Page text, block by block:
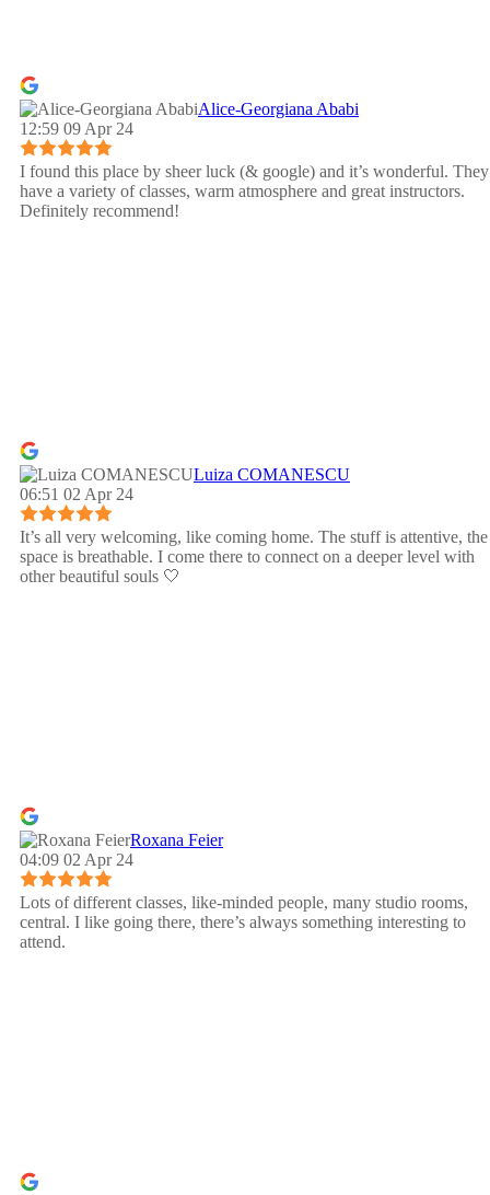
Alice-Georgiana Ababi
12:59 09 Apr 24
I found this place by sheer luck (& google) and it’s wonderful. They
have a variety of classes, warm atmosphere and great instructors.
Definitely recommend!
Luiza COMANESCU
06:51 02 Apr 24
It’s all very welcoming, like coming home. The stuff is attentive, the
space is breathable. I come there to connect on a deeper level with
other beautiful souls 🤍
Roxana Feier
04:09 02 Apr 24
Lots of different classes, like-minded people, many studio rooms,
central. I like going there, there’s always something interesting to
attend.